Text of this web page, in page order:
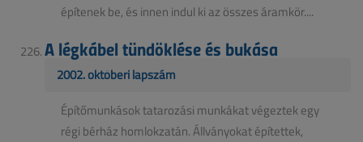
építenek be, és innen indul ki az összes áramkör....
A légkábel tündöklése és bukása
2002. októberi lapszám
Építőmunkások tatarozási munkákat végeztek egy
régi bérház homlokzatán. Állványokat építettek,